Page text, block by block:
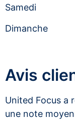
Samedi
Dimanche
Avis
United Focus a
une note